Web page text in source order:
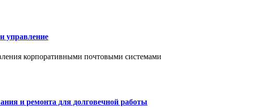
управление
корпоративными почтовыми системами
и ремонта для долговечной работы